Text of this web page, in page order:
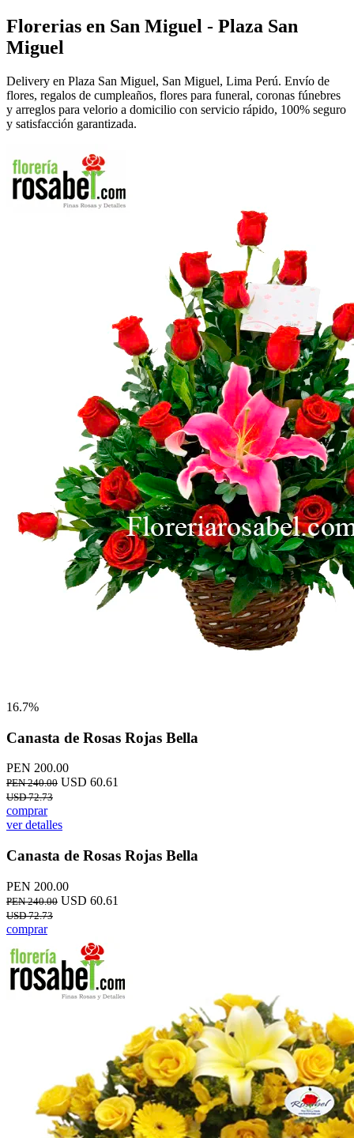
Florerias en San Miguel - Plaza San
Miguel
Delivery en Plaza San Miguel, San Miguel, Lima Perú. Envío de
flores, regalos de cumpleaños, flores para funeral, coronas fúnebres
y arreglos para velorio a domicilio con servicio rápido, 100% seguro
y satisfacción garantizada.
16.7%
Canasta de Rosas Rojas Bella
PEN 200.00
PEN 240.00 USD 60.61
USD 72.73
comprar
ver detalles
Canasta de Rosas Rojas Bella
PEN 200.00
PEN 240.00 USD 60.61
USD 72.73
comprar